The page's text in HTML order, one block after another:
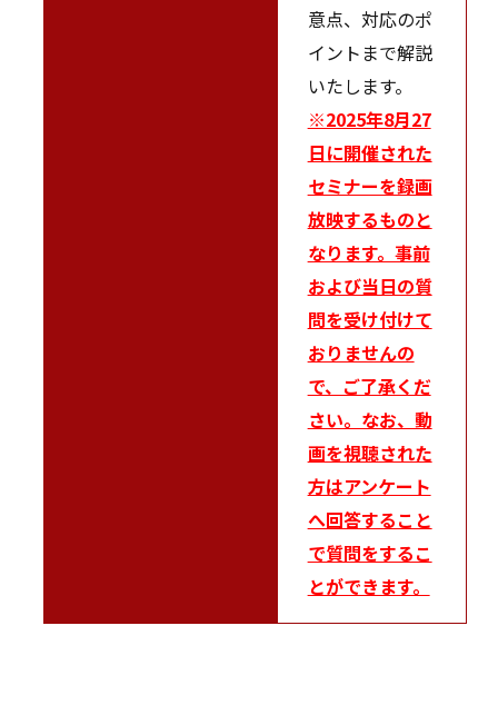
意点、対応のポ
イントまで解説
いたします。
※2025年8月27
日に開催された
セミナーを録画
放映するものと
なります。事前
および当日の質
問を受け付けて
おりませんの
で、ご了承くだ
さい。なお、動
画を視聴された
方はアンケート
へ回答すること
で質問をするこ
とができます。